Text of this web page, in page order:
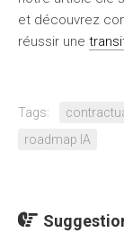
et découvrez
réussir une
Tags:
roadmap IA